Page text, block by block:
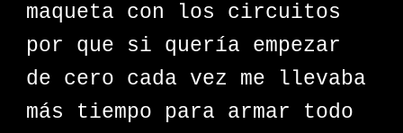
maqueta con los circuitos
por que si quería empezar
de cero cada vez me llevaba
más tiempo para armar todo